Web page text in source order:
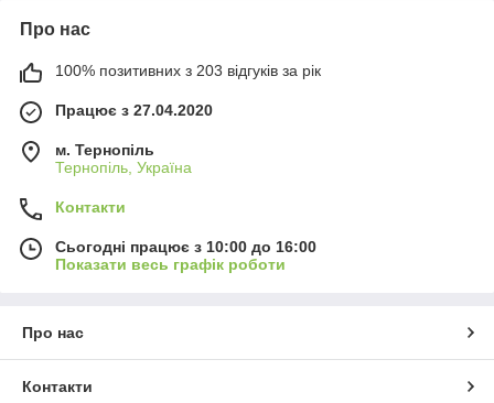
Про нас
100% позитивних з 203 відгуків за рік
Працює з 27.04.2020
м. Тернопіль
Тернопіль, Україна
Контакти
Сьогодні працює з 10:00 до 16:00
Показати весь графік роботи
Про нас
Контакти